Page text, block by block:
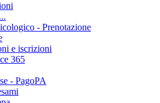
- Prenotazione
e iscrizioni
365
- PagoPA